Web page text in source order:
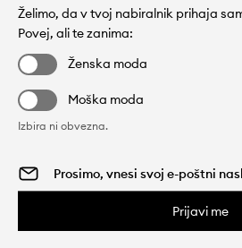
Želimo, da v tvoj nabiralnik prihaja
Povej, ali te zanima:
Ženska moda
Moška moda
Izbira ni obvezna.
Prijavi me